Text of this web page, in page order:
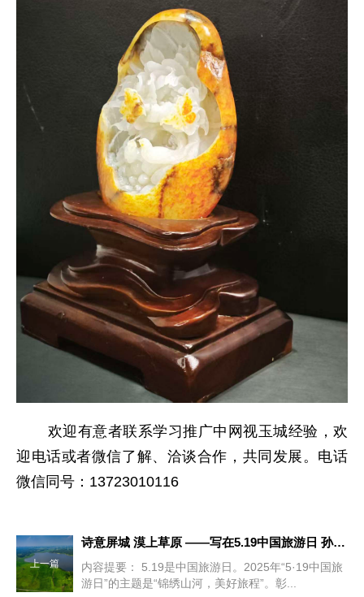
欢迎有意者联系学习推广中网视玉城经验，欢
迎电话或者微信了解、洽谈合作，共同发展。电话
微信同号：13723010116
上一篇
诗意屏城 漠上草原 ——写在5.19中国旅游日 孙建国
内容提要： 5.19是中国旅游日。2025年“5·19中国旅
游日”的主题是“锦绣山河，美好旅程”。彰...